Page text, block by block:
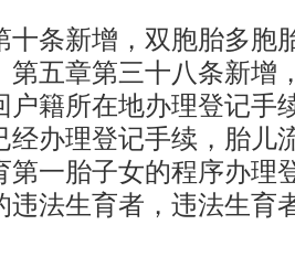
条新增，双胞胎多胞
第五章第三十八条新增
户籍所在地办理登记手
经办理登记手续，胎儿
第一胎子女的程序办理
违法生育者，违法生育